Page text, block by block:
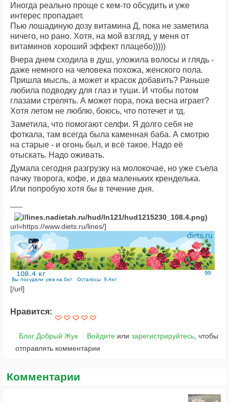
Иногда реально проще с кем-то обсудить и уже
интерес пропадает.
Пью лошадиную дозу витамина Д, пока не заметила
ничего, но рано. Хотя, на мой взгляд, у меня от
витаминов хороший эффект плацебо)))))
Вчера днем сходила в душ, уложила волосы и глядь -
даже немного на человека похожа, женского пола.
Пришла мысль, а может и красок добавить? Раньше
любила подводку для глаз и туши. И чтобы потом
глазами стрелять. А может пора, пока весна играет?
Хотя летом не люблю, боюсь, что потечет и тд.
Заметила, что помогают селфи. Я долго себя не
фоткала, там всегда была каменная баба. А смотрю
на старые - и огонь был, и всё такое. Надо её
отыскать. Надо оживать.
Думала сегодня разгрузку на молокочае, но уже съела
пачку творога, кофе, и два маленьких кренделька.
Или попробую хотя бы в течение дня.
url=https://www.diets.ru/lines/]
[/url]
Нравится:
Блог Добрый Жук Войдитеили зарегистрируйтесь, чтобы
отправлять комментарии
Комментарии